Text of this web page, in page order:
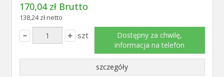
170,04 zł Brutto
138,24 zł netto
szt
Dostępny za chwilę,
informacja na telefon
szczegóły